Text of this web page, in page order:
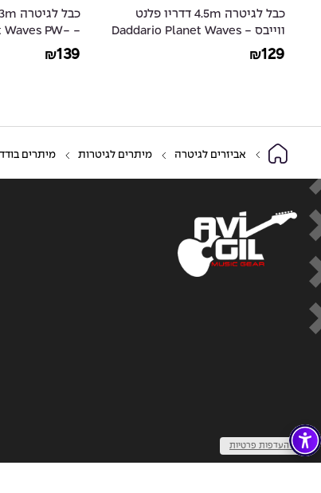
כבל לגיטרה 4.5m דדריו פלנט
ווייבס - Daddario Planet Waves
PW-G-15
₪129
Waves PW-
AGL-10
₪139
אביזרים לגיטרה מיתרים לגיטרות מיתרים
שנו העדפות פרטיות